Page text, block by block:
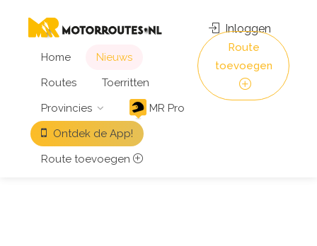
Home
Nieuws
Routes
Toerritten
Provincies
MR Pro
Ontdek de App!
Route toevoegen
Inloggen
Route
toevoegen